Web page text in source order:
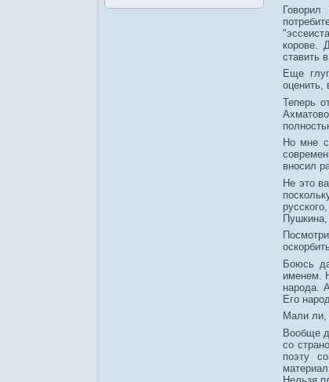
корове.
ставить
Еще
оценить,
Теперь
Но мне
вносил
Не это
Пушкина,
Боюсь
именем.
народа.
Его
Мали ли,
Вообще
со
поэту